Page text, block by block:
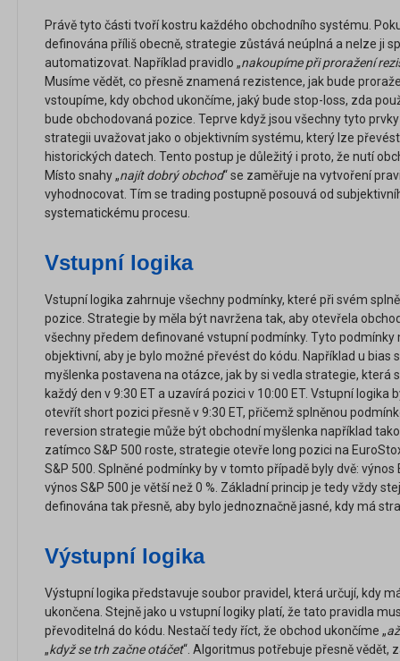
Právě tyto části tvoří kostru každého obchodního systému.
definována příliš obecně, strategie zůstává neúplná a nelze ji
automatizovat. Například pravidlo „nakoupíme při proražení
Musíme vědět, co přesně znamená rezistence, jak bude
vstoupíme, kdy obchod ukončíme, jaký bude stop-loss, zda
bude obchodovaná pozice. Teprve když jsou všechny tyto
strategii uvažovat jako o objektivním systému, který lze
historických datech. Tento postup je důležitý i proto, že nutí
Místo snahy „najít dobrý obchod“ se zaměřuje na vytvoření
vyhodnocovat. Tím se trading postupně posouvá od
systematickému procesu.
Vstupní logika
Vstupní logika zahrnuje všechny podmínky, které při svém
pozice. Strategie by měla být navržena tak, aby otevřela
všechny předem definované vstupní podmínky. Tyto podmínky
objektivní, aby je bylo možné převést do kódu. Například u
myšlenka postavena na otázce, jak by si vedla strategie, která
každý den v 9:30 ET a uzavírá pozici v 10:00 ET. Vstupní logika
otevřít short pozici přesně v 9:30 ET, přičemž splněnou
reversion strategie může být obchodní myšlenka například
zatímco S&P 500 roste, strategie otevře long pozici na
S&P 500. Splněné podmínky by v tomto případě byly dvě:
výnos S&P 500 je větší než 0 %. Základní princip je tedy vždy
definována tak přesně, aby bylo jednoznačně jasné, kdy má
Výstupní logika
Výstupní logika představuje soubor pravidel, která určují, kdy
ukončena. Stejně jako u vstupní logiky platí, že tato pravidla
převoditelná do kódu. Nestačí tedy říct, že obchod ukončíme „
„když se trh začne otáčet“. Algoritmus potřebuje přesně vědět,